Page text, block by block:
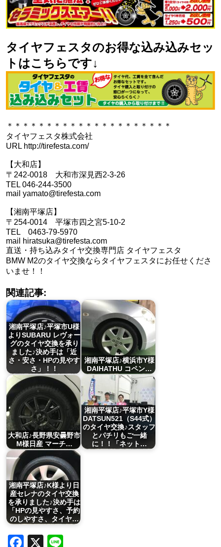
タイヤフェスタのお得な込み込みセッ
トはこちらです↓
＊＊＊＊＊＊＊＊＊＊＊＊＊＊＊＊＊＊＊＊＊
タイヤフェスタ株式会社
URL http://tirefesta.com/
【大和店】
〒242-0018 大和市深見西2-3-26
TEL 046-244-3500
mail yamato@tirefesta.com
【湘南平塚店】
〒254-0014 平塚市四之宮5-10-2
TEL 0463-79-5970
mail hiratsuka@tirefesta.com
直送・持ち込みタイヤ交換専門店 タイヤフェスタ
BMW M2のタイヤ交換ならタイヤフェスタにお任せくださ
いませ！！
関連記事:
湘南平塚店♪平塚市U様
よりSUBARU レヴォー
グのタイヤ交換を承り
ました♪決め手は「近
さ・安さ・HPの見やす
さ」！！
湘南平塚店♪横浜市Y様
DAIHATHU コペン…
大和店♪長野県安曇野市
M様日産 マーチ…
湘南平塚店♪平塚市Y様
DATSUN521（S44式）
のタイヤ交換♪スタッフ
とパチリもご一緒
に！！「ネット…
湘南平塚店♪K様より日
産セレナのタイヤ交換
を承りました♪決め手は
「HPの見やすさ、予約
のしやすさ、タイヤ…
Facebook
X